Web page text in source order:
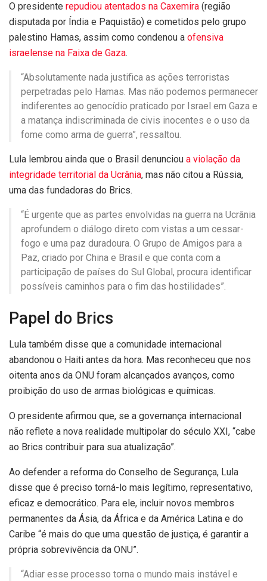
O presidente repudiou atentados na Caxemira (região
disputada por Índia e Paquistão) e cometidos pelo grupo
palestino Hamas, assim como condenou a ofensiva
israelense na Faixa de Gaza.
“Absolutamente nada justifica as ações terroristas
perpetradas pelo Hamas. Mas não podemos permanecer
indiferentes ao genocídio praticado por Israel em Gaza e
a matança indiscriminada de civis inocentes e o uso da
fome como arma de guerra”, ressaltou.
Lula lembrou ainda que o Brasil denunciou a violação da
integridade territorial da Ucrânia, mas não citou a Rússia,
uma das fundadoras do Brics.
“É urgente que as partes envolvidas na guerra na Ucrânia
aprofundem o diálogo direto com vistas a um cessar-
fogo e uma paz duradoura. O Grupo de Amigos para a
Paz, criado por China e Brasil e que conta com a
participação de países do Sul Global, procura identificar
possíveis caminhos para o fim das hostilidades”.
Papel do Brics
Lula também disse que a comunidade internacional
abandonou o Haiti antes da hora. Mas reconheceu que nos
oitenta anos da ONU foram alcançados avanços, como
proibição do uso de armas biológicas e químicas.
O presidente afirmou que, se a governança internacional
não reflete a nova realidade multipolar do século XXI, “cabe
ao Brics contribuir para sua atualização”.
Ao defender a reforma do Conselho de Segurança, Lula
disse que é preciso torná-lo mais legítimo, representativo,
eficaz e democrático. Para ele, incluir novos membros
permanentes da Ásia, da África e da América Latina e do
Caribe “é mais do que uma questão de justiça, é garantir a
própria sobrevivência da ONU”.
“Adiar esse processo torna o mundo mais instável e